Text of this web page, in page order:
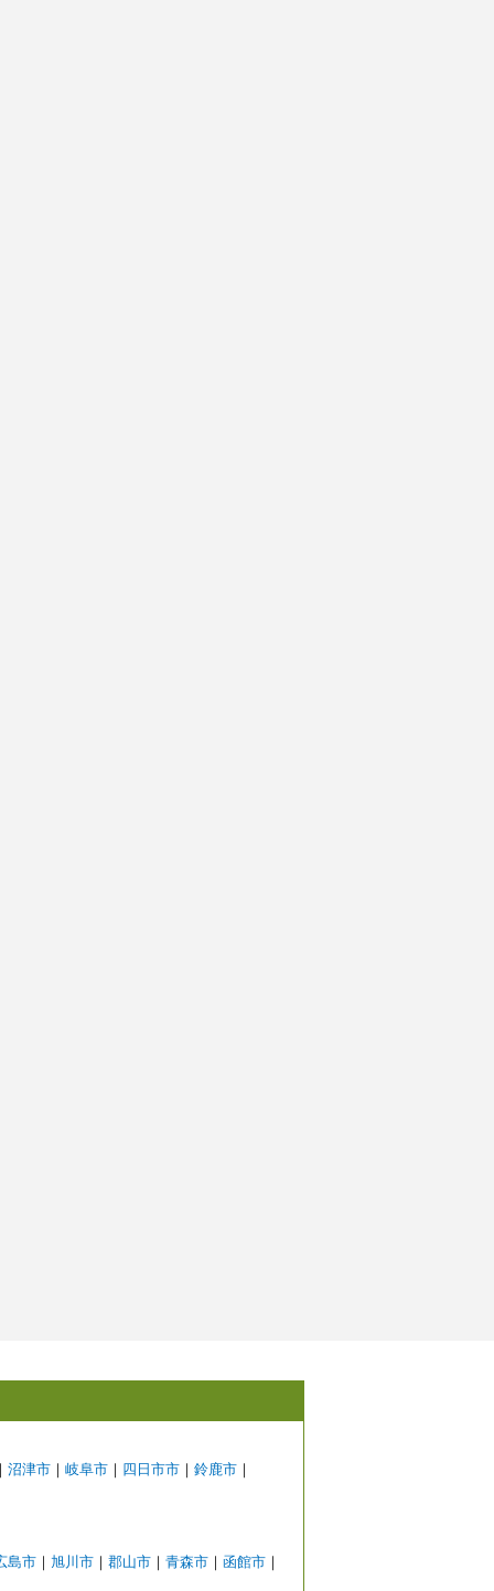
｜ 沼津市 ｜ 岐阜市 ｜ 四日市市 ｜ 鈴鹿市 ｜
島市 ｜ 旭川市 ｜ 郡山市 ｜ 青森市 ｜ 函館市 ｜